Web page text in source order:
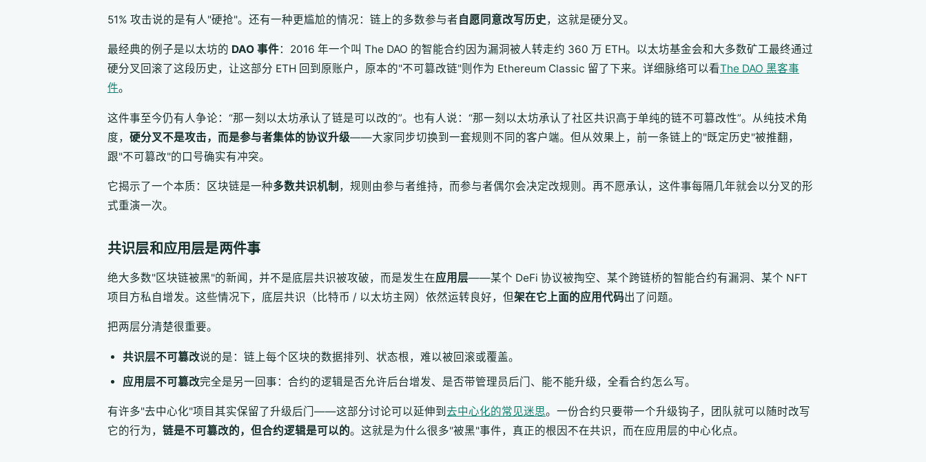
51% 攻击说的是有人"硬抢"。还有一种更尴尬的情况：链上的多数参与者自愿同意改写历史，这就是硬分叉。
最经典的例子是以太坊的 DAO 事件：2016 年一个叫 The DAO 的智能合约因为漏洞被人转走约 360 万 ETH。以太坊基金会和大多数矿工最终通过
硬分叉回滚了这段历史，让这部分 ETH 回到原账户，原本的"不可篡改链"则作为 Ethereum Classic 留了下来。详细脉络可以看The DAO 黑客事
件。
这件事至今仍有人争论：“那一刻以太坊承认了链是可以改的”。也有人说：“那一刻以太坊承认了社区共识高于单纯的链不可篡改性”。从纯技术角
度， 硬分叉不是攻击，而是参与者集体的协议升级——大家同步切换到一套规则不同的客户端。但从效果上，前一条链上的"既定历史"被推翻，
跟"不可篡改"的口号确实有冲突。
它揭示了一个本质：区块链是一种多数共识机制 ，规则由参与者维持，而参与者偶尔会决定改规则。再不愿承认，这件事每隔几年就会以分叉的形
式重演一次。
共识层和应用层是两件事
绝大多数"区块链被黑"的新闻，并不是底层共识被攻破，而是发生在应用层——某个 DeFi 协议被掏空、某个跨链桥的智能合约有漏洞、某个 NFT
项目方私自增发。这些情况下，底层共识（比特币 / 以太坊主网）依然运转良好，但架在它上面的应用代码出了问题。
把两层分清楚很重要。
共识层不可篡改说的是：链上每个区块的数据排列、状态根，难以被回滚或覆盖。
应用层不可篡改完全是另一回事：合约的逻辑是否允许后台增发、是否带管理员后门、能不能升级，全看合约怎么写。
有许多"去中心化"项目其实保留了升级后门——这部分讨论可以延伸到 去中心化的常见迷思。一份合约只要带一个升级钩子，团队就可以随时改写
它的行为， 链是不可篡改的，但合约逻辑是可以的。这就是为什么很多"被黑"事件，真正的根因不在共识，而在应用层的中心化点。